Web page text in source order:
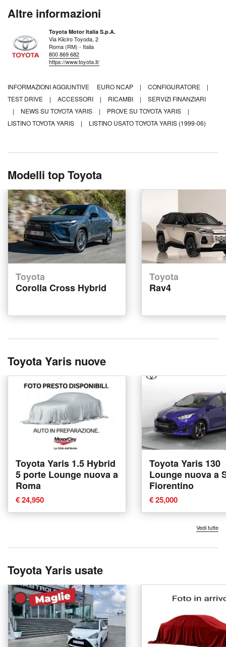
Altre informazioni
Toyota Motor Italia S.p.A.
Via Kiiciro Toyoda, 2
Roma (RM) - Italia
800 869 682
https://www.toyota.it/
INFORMAZIONI AGGIUNTIVE EURO NCAP | CONFIGURATORE
|
TEST DRIVE
| ACCESSORI | RICAMBI |
SERVIZI FINANZIARI
|
NEWS SU TOYOTA YARIS | PROVE SU TOYOTA YARIS
|
LISTINO TOYOTA YARIS
| LISTINO USATO TOYOTA YARIS (1999-06)
Modelli top Toyota
Toyota
Corolla Cross Hybrid
Toyota
Rav4
Toyota Yaris nuove
Toyota Yaris 1.5 Hybrid
5 porte Lounge nuova a
Roma
€ 24,950
Toyota Yaris 130
Lounge nuova a
Fiorentino
€ 25,000
Vedi tutte
Toyota Yaris usate